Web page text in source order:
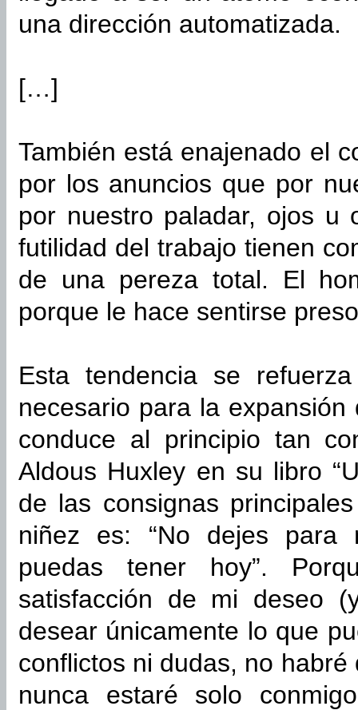
una dirección automatizada.
[…]
También está enajenado el
por los anuncios que por
por nuestro paladar, ojos u
futilidad del trabajo tienen
de una pereza total. El
porque le hace sentirse
Esta tendencia se
necesario para la
conduce al principio tan
Aldous Huxley en su libro
de las consignas
niñez es: “No dejes para
puedas tener hoy”.
satisfacción de mi deseo
desear únicamente lo que
conflictos ni dudas, no
nunca estaré solo